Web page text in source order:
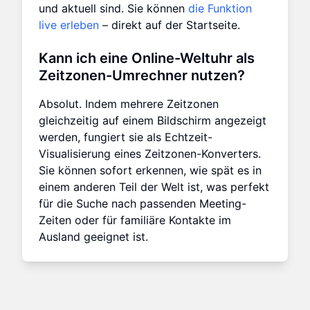
und aktuell sind. Sie können die Funktion
live erleben – direkt auf der Startseite.
Kann ich eine Online-Weltuhr als
Zeitzonen-Umrechner nutzen?
Absolut. Indem mehrere Zeitzonen
gleichzeitig auf einem Bildschirm angezeigt
werden, fungiert sie als Echtzeit-
Visualisierung eines Zeitzonen-Konverters.
Sie können sofort erkennen, wie spät es in
einem anderen Teil der Welt ist, was perfekt
für die Suche nach passenden Meeting-
Zeiten oder für familiäre Kontakte im
Ausland geeignet ist.